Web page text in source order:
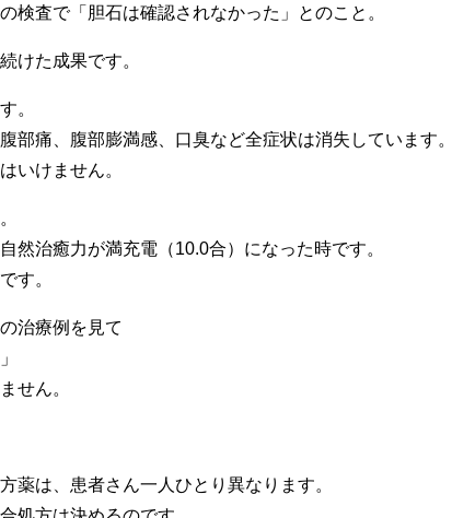
検査で「胆石は確認されなかった」とのこと。
けた成果です。
。
部痛、腹部膨満感、口臭など全症状は消失しています。
いけません。
然治癒力が満充電（10.0合）になった時です。
す。
治療例を見て
せん。
薬は、患者さん一人ひとり異なります。